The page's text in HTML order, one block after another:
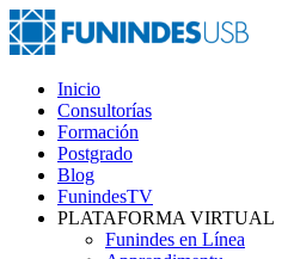
Inicio
Consultorías
Formación
Postgrado
Blog
FunindesTV
PLATAFORMA VIRTUAL
Funindes en Línea